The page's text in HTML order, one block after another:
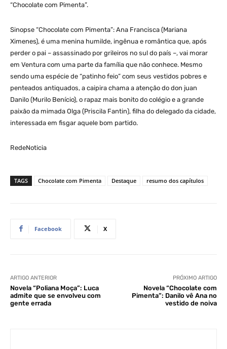
“Chocolate com Pimenta”.
Sinopse “Chocolate com Pimenta”: Ana Francisca (Mariana
Ximenes), é uma menina humilde, ingênua e romântica que, após
perder o pai – assassinado por grileiros no sul do país –, vai morar
em Ventura com uma parte da família que não conhece. Mesmo
sendo uma espécie de “patinho feio” com seus vestidos pobres e
penteados antiquados, a caipira chama a atenção do don juan
Danilo (Murilo Benício), o rapaz mais bonito do colégio e a grande
paixão da mimada Olga (Priscila Fantin), filha do delegado da cidade,
interessada em fisgar aquele bom partido.
RedeNoticia
TAGS Chocolate com Pimenta Destaque resumo dos capítulos
Facebook X
ARTIGO ANTERIOR
Novela “Poliana Moça”: Luca
admite que se envolveu com
gente errada
PRÓXIMO ARTIGO
Novela “Chocolate com
Pimenta”: Danilo vê Ana no
vestido de noiva